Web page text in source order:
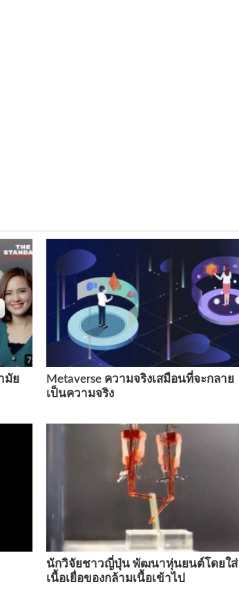
มัย
Metaverse ความจริงเสมือนที่จะกลาย
เป็นความจริง
นักวิจัยชาวญี่ปุ่น พัฒนาหุ่นยนต์โดยใส่
เนื้อเยื่อของกล้ามเนื้อเข้าไป